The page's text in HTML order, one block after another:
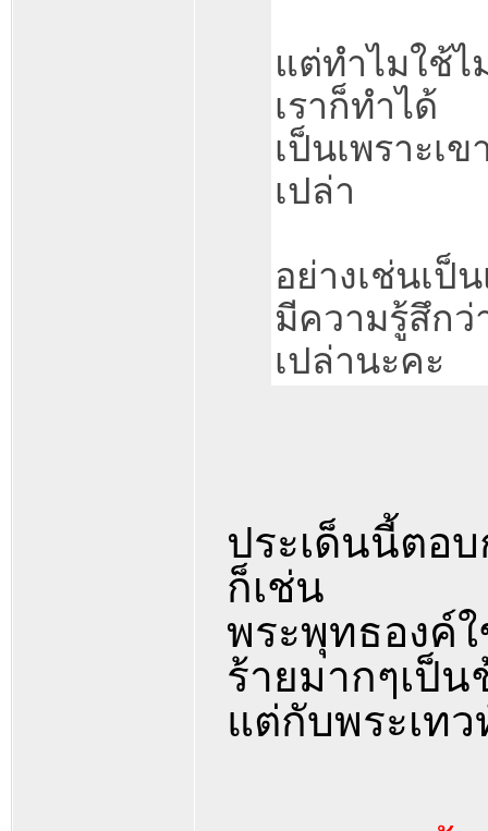
แต่ทำไมใช้
เราก็ทำได้
เป็นเพราะเ
เปล่า
อย่างเช่นเป็
มีความรู้สึกว่
เปล่านะคะ
ประเด็นนี้ตอ
ก็เช่น
พระพุทธองค์
ร้ายมากๆเป็
แต่กับพระเท